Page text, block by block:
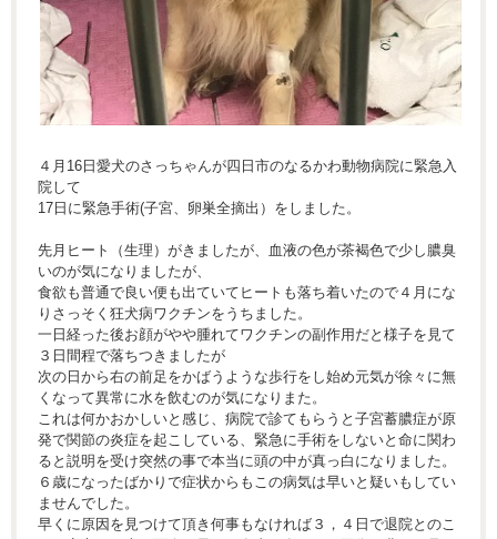
４月16日愛犬のさっちゃんが四日市のなるかわ動物病院に緊急入
院して
17日に緊急手術(子宮、卵巣全摘出）をしました。
先月ヒート（生理）がきましたが、血液の色が茶褐色で少し膿臭
いのが気になりましたが、
食欲も普通で良い便も出ていてヒートも落ち着いたので４月にな
りさっそく狂犬病ワクチンをうちました。
一日経った後お顔がやや腫れてワクチンの副作用だと様子を見て
３日間程で落ちつきましたが
次の日から右の前足をかばうような歩行をし始め元気が徐々に無
くなって異常に水を飲むのが気になりまた。
これは何かおかしいと感じ、病院で診てもらうと子宮蓄膿症が原
発で関節の炎症を起こしている、緊急に手術をしないと命に関わ
ると説明を受け突然の事で本当に頭の中が真っ白になりました。
６歳になったばかりで症状からもこの病気は早いと疑いもしてい
ませんでした。
早くに原因を見つけて頂き何事もなければ３，４日で退院とのこ